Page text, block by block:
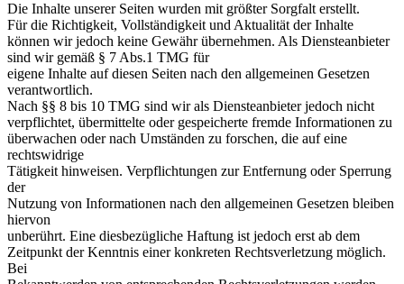
Die Inhalte unserer Seiten wurden mit größter Sorgfalt erstellt.
Für die Richtigkeit, Vollständigkeit und Aktualität der Inhalte
können wir jedoch keine Gewähr übernehmen. Als Diensteanbieter
sind wir gemäß § 7 Abs.1 TMG für
eigene Inhalte auf diesen Seiten nach den allgemeinen Gesetzen
verantwortlich.
Nach §§ 8 bis 10 TMG sind wir als Diensteanbieter jedoch nicht
verpflichtet, übermittelte oder gespeicherte fremde Informationen zu
überwachen oder nach Umständen zu forschen, die auf eine
rechtswidrige
Tätigkeit hinweisen. Verpflichtungen zur Entfernung oder Sperrung
der
Nutzung von Informationen nach den allgemeinen Gesetzen bleiben
hiervon
unberührt. Eine diesbezügliche Haftung ist jedoch erst ab dem
Zeitpunkt der Kenntnis einer konkreten Rechtsverletzung möglich.
Bei